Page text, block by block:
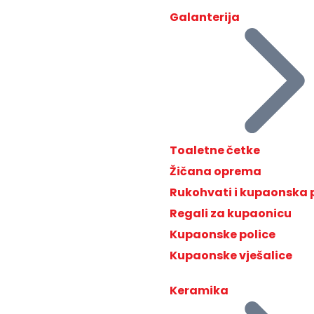
Galanterija
Toaletne četke
Žičana oprema
Rukohvati i kupaonska
Regali za kupaonicu
Kupaonske police
Kupaonske vješalice
Keramika